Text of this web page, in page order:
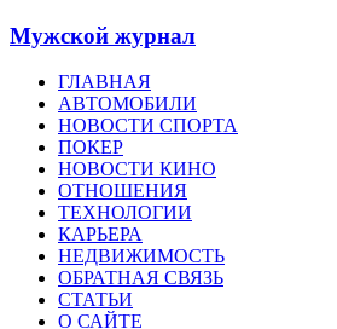
Мужской журнал
ГЛАВНАЯ
АВТОМОБИЛИ
НОВОСТИ СПОРТА
ПОКЕР
НОВОСТИ КИНО
ОТНОШЕНИЯ
ТЕХНОЛОГИИ
КАРЬЕРА
НЕДВИЖИМОСТЬ
ОБРАТНАЯ СВЯЗЬ
СТАТЬИ
О САЙТЕ